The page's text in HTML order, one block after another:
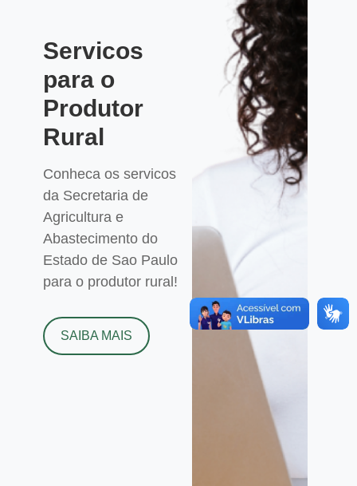
Servicos
para o
Produtor
Rural
Conheca os servicos
da Secretaria de
Agricultura e
Abastecimento do
Estado de Sao Paulo
para o produtor rural!
SAIBA MAIS